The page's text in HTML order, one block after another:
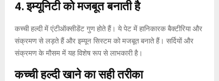
4. इम्यूनिटी को मजबूत बनाती है
कच्ची हल्दी में एंटीऑक्सीडेंट गुण होते हैं। ये पेट में हानिकारक बैक्टीरिया और
संक्रमण से लड़ते हैं और इम्यून सिस्टम को मजबूत बनाते हैं। सर्दियों और
संक्रमण के मौसम में यह विशेष रूप से लाभकारी है।
कच्ची हल्दी खाने का सही तरीका